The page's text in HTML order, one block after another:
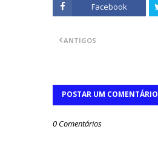
Facebook
ANTIGOS
POSTAR UM COMENTÁRIO
0 Comentários